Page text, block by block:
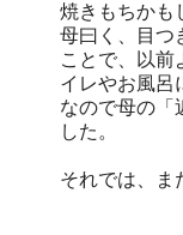
焼きもちかも
母曰く、目つ
ことで、以前
イレやお風呂
なので母の「
した。
それでは、ま